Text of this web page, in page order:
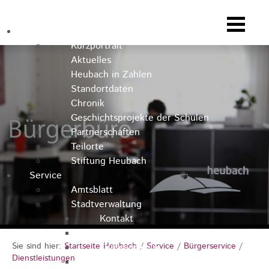
Kurzportrait
Aktuelles
Heubach in Zahlen
Standortdaten
Chronik
Geschichtsprojekte der Schulen
Partnerschaften
Teilorte
Stiftung Heubach
Service
Amtsblatt
Stadtverwaltung
Kontakt
Rathausteam
Organigramm
Sie sind hier: Startseite Heubach / Service / Bürgerservice /
Dienstleistungen